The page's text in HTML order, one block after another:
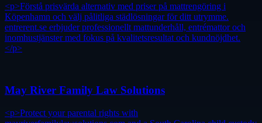
<p>Förstå prisvärda alternativ med priser på mattrengöring i
Köpenhamn och välj pålitliga städlösningar för ditt utrymme.
entrerent.se erbjuder professionellt mattunderhåll, entrémattor och
inomhustjänster med fokus på kvalitetsresultat och kundnöjdhet.
</p>
May River Family Law Solutions
<p>Protect your parental rights with